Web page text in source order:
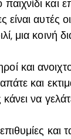
και
αυτές
μια κοινή
και
και
να γελάτε.
και